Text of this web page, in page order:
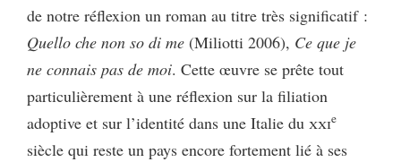
de notre réflexion un roman au titre très significatif :
Quello che non so di me (Miliotti 2006), Ce que je
ne connais pas de moi. Cette œuvre se prête tout
particulièrement à une réflexion sur la filiation
adoptive et sur l’identité dans une Italie du xxie
siècle qui reste un pays encore fortement lié à ses